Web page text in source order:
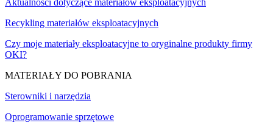
Aktualności dotyczące materiałów eksploatacyjnych
Recykling materiałów eksploatacyjnych
Czy moje materiały eksploatacyjne to oryginalne produkty firmy
OKI?
MATERIAŁY DO POBRANIA
Sterowniki i narzędzia
Oprogramowanie sprzętowe